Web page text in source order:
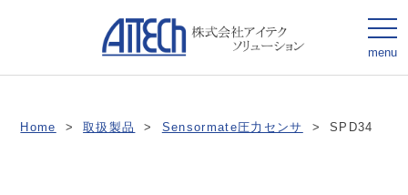
menu
Home > 取扱製品 > Sensormate圧力センサ > SPD34